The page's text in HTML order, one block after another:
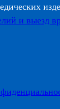
и выезд